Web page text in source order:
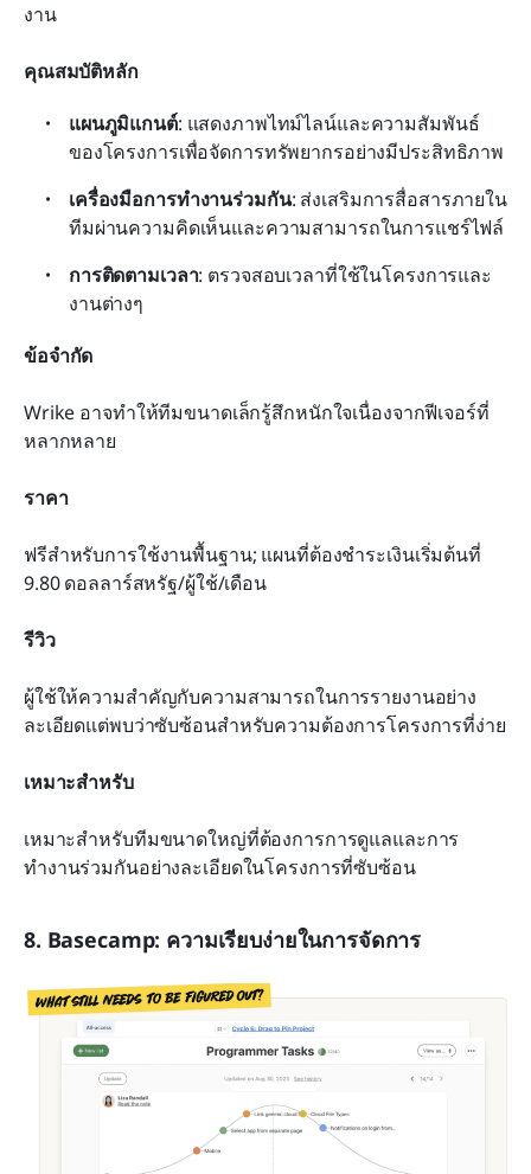
งาน
คุณสมบัติหลัก
แผนภูมิแกนต์: แสดงภาพไทม์ไลน์และความสัมพันธ์
ของโครงการเพื่อจัดการทรัพยากรอย่างมีประสิทธิภาพ
เครื่องมือการทำงานร่วมกัน: ส่งเสริมการสื่อสารภายใน
ทีมผ่านความคิดเห็นและความสามารถในการแชร์ไฟล์
การติดตามเวลา: ตรวจสอบเวลาที่ใช้ในโครงการและ
งานต่างๆ
ข้อจำกัด
Wrike อาจทำให้ทีมขนาดเล็กรู้สึกหนักใจเนื่องจากฟีเจอร์ที่
หลากหลาย
ราคา
ฟรีสำหรับการใช้งานพื้นฐาน; แผนที่ต้องชำระเงินเริ่มต้นที่
9.80 ดอลลาร์สหรัฐ/ผู้ใช้/เดือน
รีวิว
ผู้ใช้ให้ความสำคัญกับความสามารถในการรายงานอย่าง
ละเอียดแต่พบว่าซับซ้อนสำหรับความต้องการโครงการที่ง่าย
เหมาะสำหรับ
เหมาะสำหรับทีมขนาดใหญ่ที่ต้องการการดูแลและการ
ทำงานร่วมกันอย่างละเอียดในโครงการที่ซับซ้อน
8. Basecamp: ความเรียบง่ายในการจัดการ